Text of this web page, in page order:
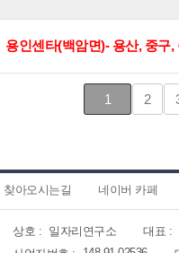
용인센타(백암면)- 용산, 중구,
1 2
찾아오시는길 네이버 카페
상호 : 일자리연구소 대표 :